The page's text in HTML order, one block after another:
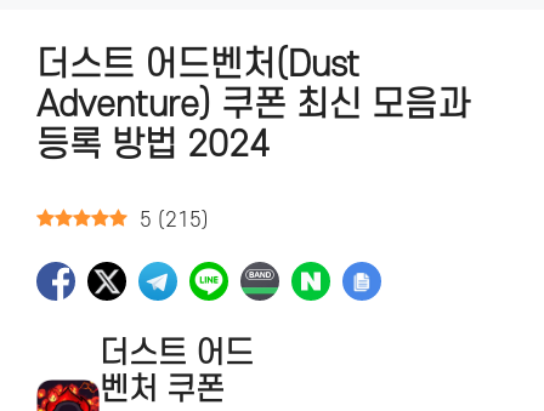
더스트 어드벤처(Dust
Adventure) 쿠폰 최신 모음과
등록 방법 2024
5 ( 215)
더스트 어드
벤처 쿠폰